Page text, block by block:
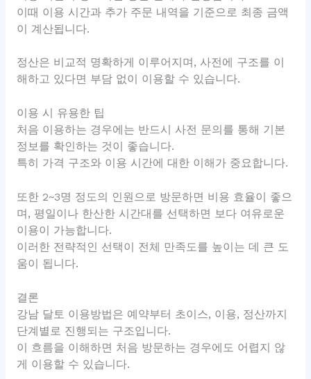
이때 이용 시간과 추가 주문 내역을 기준으로 최종 금액
이 계산됩니다.
정산은 비교적 명확하게 이루어지며, 사전에 구조를 이
해하고 있다면 부담 없이 이용할 수 있습니다.
이용 시 유용한 팁
처음 이용하는 경우에는 반드시 사전 문의를 통해 기본
정보를 확인하는 것이 좋습니다.
특히 가격 구조와 이용 시간에 대한 이해가 중요합니다.
또한 2~3명 정도의 인원으로 방문하면 비용 효율이 좋으
며, 평일이나 한산한 시간대를 선택하면 보다 여유로운
이용이 가능합니다.
이러한 전략적인 선택이 전체 만족도를 높이는 데 큰 도
움이 됩니다.
결론
강남 달토 이용방법은 예약부터 초이스, 이용, 정산까지
단계별로 진행되는 구조입니다.
이 흐름을 이해하면 처음 방문하는 경우에도 어렵지 않
게 이용할 수 있습니다.